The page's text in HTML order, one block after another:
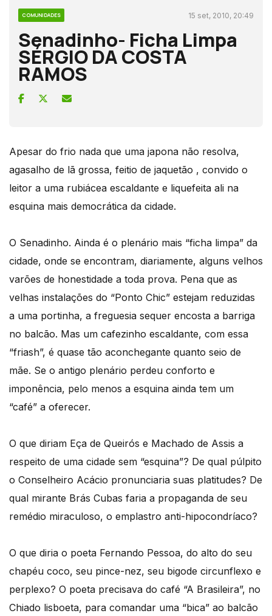
COMUNIDADES 15 set, 2010, 20:49
Senadinho- Ficha Limpa
SÉRGIO DA COSTA
RAMOS
Apesar do frio nada que uma japona não resolva,
agasalho de lã grossa, feitio de jaquetão , convido o
leitor a uma rubiácea escaldante e liquefeita ali na
esquina mais democrática da cidade.
O Senadinho. Ainda é o plenário mais “ficha limpa” da
cidade, onde se encontram, diariamente, alguns velhos
varões de honestidade a toda prova. Pena que as
velhas instalações do “Ponto Chic” estejam reduzidas
a uma portinha, a freguesia sequer encosta a barriga
no balcão. Mas um cafezinho escaldante, com essa
“friash”, é quase tão aconchegante quanto seio de
mãe. Se o antigo plenário perdeu conforto e
imponência, pelo menos a esquina ainda tem um
“café” a oferecer.
O que diriam Eça de Queirós e Machado de Assis a
respeito de uma cidade sem “esquina”? De qual púlpito
o Conselheiro Acácio pronunciaria suas platitudes? De
qual mirante Brás Cubas faria a propaganda de seu
remédio miraculoso, o emplastro anti-hipocondríaco?
O que diria o poeta Fernando Pessoa, do alto do seu
chapéu coco, seu pince-nez, seu bigode circunflexo e
perplexo? O poeta precisava do café “A Brasileira”, no
Chiado lisboeta, para comandar uma “bica” ao balcão